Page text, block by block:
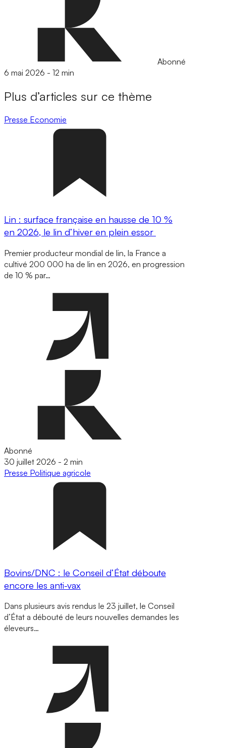
Abonné
6 mai 2026 - 12 min
Plus d’articles sur ce thème
Presse Economie
Lin : surface française en hausse de 10 %
en 2026, le lin d’hiver en plein essor
Premier producteur mondial de lin, la France a
cultivé 200 000 ha de lin en 2026, en progression
de 10 % par…
Abonné
30 juillet 2026 - 2 min
Presse Politique agricole
Bovins/DNC : le Conseil d’État déboute
encore les anti-vax
Dans plusieurs avis rendus le 23 juillet, le Conseil
d’État a débouté de leurs nouvelles demandes les
éleveurs…